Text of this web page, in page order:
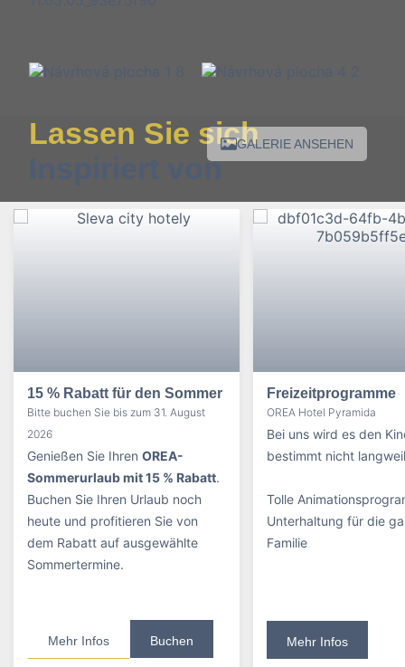
GALERIE ANSEHEN
Lassen Sie sich
Inspiriert von
15 % Rabatt für den Sommer
Bitte buchen Sie bis zum 31. August
2026
Genießen Sie Ihren OREA-
Sommerurlaub mit 15 % Rabatt.
Buchen Sie Ihren Urlaub noch
heute und profitieren Sie von
dem Rabatt auf ausgewählte
Sommertermine.
Mehr Infos Buchen
Freizeitprogramme
OREA Hotel Pyramida
Bei uns wird es den
bestimmt nicht
Tolle
Unterhaltung für die
Familie
Mehr Infos